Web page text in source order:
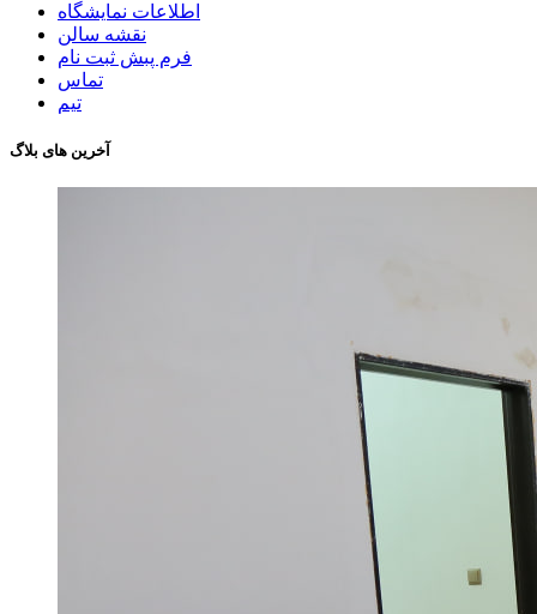
اطلاعات نمایشگاه
نقشه سالن
فرم پبش ثبت نام
تماس
تیم
آخرین های بلاگ